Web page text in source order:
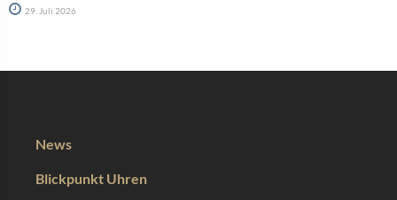
29. Juli 2026
News
Blickpunkt Uhren